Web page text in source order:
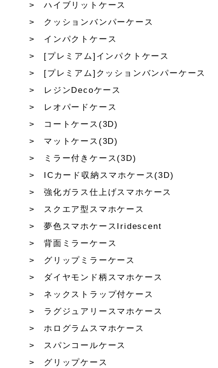
ハイブリットケース
クッションバンパーケース
インパクトケース
[プレミアム]インパクトケース
[プレミアム]クッションバンパーケース
レジンDecoケース
レオパードケース
コートケース(3D)
マットケース(3D)
ミラー付きケース(3D)
ICカード収納スマホケース(3D)
強化ガラス仕上げスマホケース
スクエア型スマホケース
夢色スマホケースIridescent
背面ミラーケース
グリップミラーケース
ダイヤモンド柄スマホケース
ネックストラップ付ケース
ラグジュアリースマホケース
ホログラムスマホケース
スパンコールケース
グリップケース